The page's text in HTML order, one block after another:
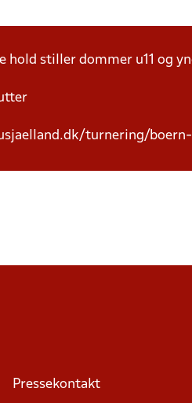
hold stiller dommer u11 og
turnering/
Pressekontakt